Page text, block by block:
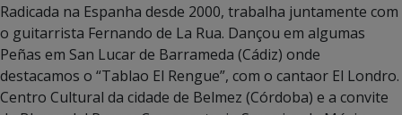
Radicada na Espanha desde 2000, trabalha juntamente com
o guitarrista Fernando de La Rua. Dançou em algumas
Peñas em San Lucar de Barrameda (Cádiz) onde
destacamos o “Tablao El Rengue”, com o cantaor El Londro.
Centro Cultural da cidade de Belmez (Córdoba) e a convite